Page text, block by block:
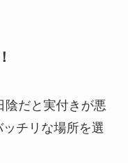
だと実付きが悪
チリな場所を選